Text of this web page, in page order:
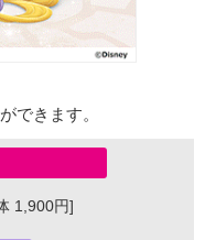
できます。
1,900円]